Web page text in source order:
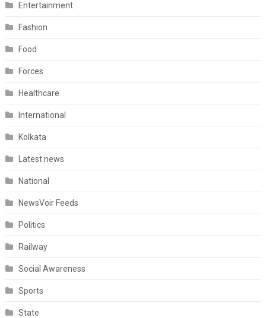
Entertainment
Fashion
Food
Forces
Healthcare
International
Kolkata
Latest news
National
NewsVoir Feeds
Politics
Railway
Social Awareness
Sports
State